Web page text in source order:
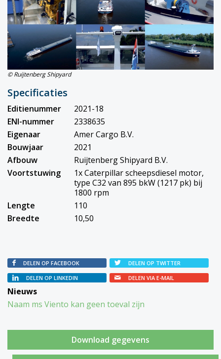
© Ruijtenberg Shipyard
Specificaties
Editienummer
2021-18
ENI-nummer
2338635
Eigenaar
Amer Cargo B.V.
Bouwjaar
2021
Afbouw
Ruijtenberg Shipyard B.V.
Voortstuwing
1x Caterpillar scheepsdiesel motor,
type C32 van 895 bkW (1217 pk) bij
1800 rpm
Lengte
110
Breedte
10,50
DELEN OP FACEBOOK
DELEN OP TWITTER
DELEN OP LINKEDIN
DELEN VIA E-MAIL
Nieuws
Naam ms Viento kan geen toeval zijn